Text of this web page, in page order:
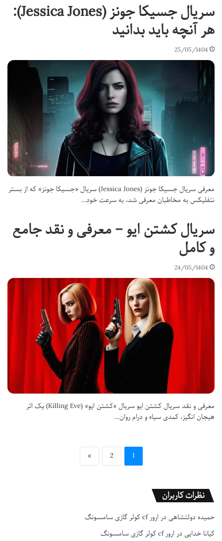
سریال جسیکا جونز (Jessica Jones):
هر آنچه باید بدانید
25/05/1404
معرفی سریال جسیکا جونز (Jessica Jones) سریال «جسیکا جونز» که از بستر
نتفلیکس به مخاطبان معرفی شد، به سرعت خود…
سریال کشتن ایو – معرفی و نقد جامع
و کامل
24/05/1404
معرفی و نقد سریال کشتن ایو سریال «کشتن ایو» (Killing Eve) یک اثر
هیجان انگیز، کمدی سیاه و درام روان…
1
2
»
نظرات کاربران
حمیده دولتشاهی در ارور cf کولر گازی سامسونگ
کیانا خدایی در ارور cf کولر گازی سامسونگ